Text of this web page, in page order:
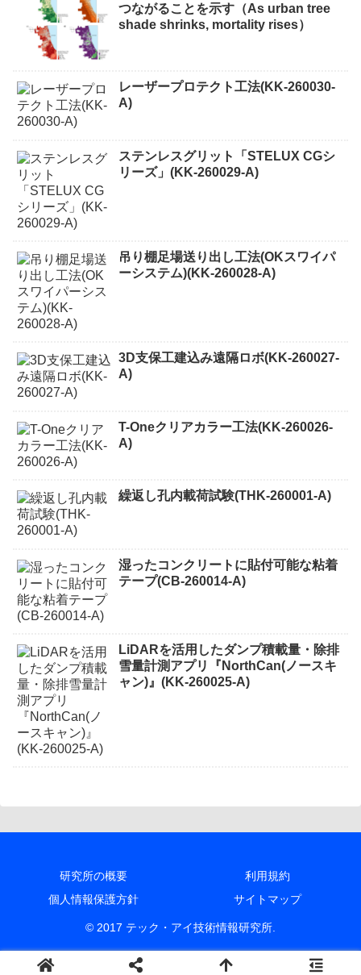
つながることを示す（As urban tree
shade shrinks, mortality rises）
レーザープロテクト⼯法(KK-260030-
A)
ステンレスグリット「STELUX CGシ
リーズ」(KK-260029-A)
吊り棚足場送り出し工法(OKスワイパ
ーシステム)(KK-260028-A)
3D支保工建込み遠隔ロボ(KK-260027-
A)
T-Oneクリアカラー工法(KK-260026-
A)
繰返し孔内載荷試験(THK-260001-A)
湿ったコンクリートに貼付可能な粘着
テープ(CB-260014-A)
LiDARを活用したダンプ積載量・除排
雪量計測アプリ『NorthCan(ノースキ
ャン)』(KK-260025-A)
研究所の概要
利用規約
個人情報保護方針
サイトマップ
© 2017 テック・アイ技術情報研究所.